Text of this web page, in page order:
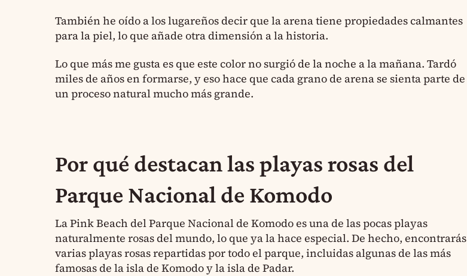
También he oído a los lugareños decir que la arena tiene propiedades calmantes
para la piel, lo que añade otra dimensión a la historia.
Lo que más me gusta es que este color no surgió de la noche a la mañana. Tardó
miles de años en formarse, y eso hace que cada grano de arena se sienta parte de
un proceso natural mucho más grande.
Por qué destacan las playas rosas del
Parque Nacional de Komodo
La Pink Beach del Parque Nacional de Komodo es una de las pocas playas
naturalmente rosas del mundo, lo que ya la hace especial. De hecho, encontrarás
varias playas rosas repartidas por todo el parque, incluidas algunas de las más
famosas de la isla de Komodo y la isla de Padar.